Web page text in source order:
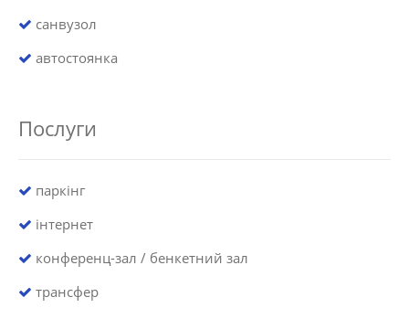
санвузол
автостоянка
Послуги
паркінг
інтернет
конференц-зал / бенкетний зал
трансфер